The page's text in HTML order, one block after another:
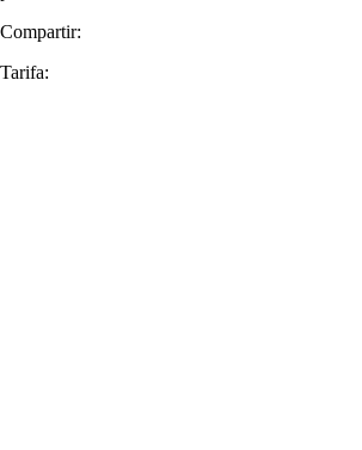
Compartir:
Tarifa: